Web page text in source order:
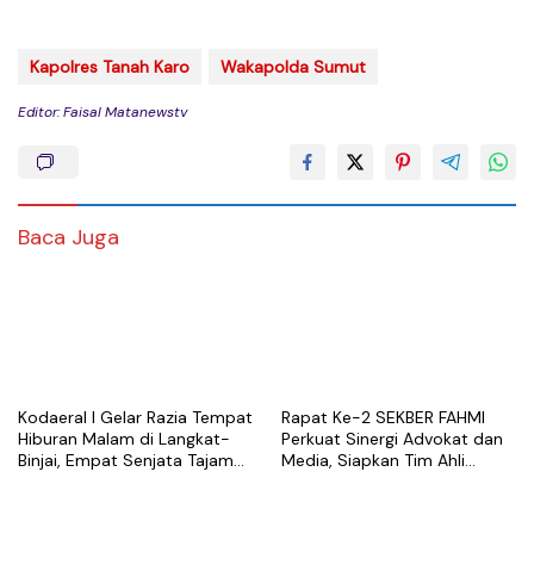
Kapolres Tanah Karo Wakapolda Sumut
Editor: Faisal Matanewstv
Baca Juga
Kodaeral I Gelar Razia Tempat
Hiburan Malam di Langkat-
Binjai, Empat Senjata Tajam
Rapat Ke-2 SEKBER FAHMI
Perkuat Sinergi Advokat dan
Media, Siapkan Tim Ahli